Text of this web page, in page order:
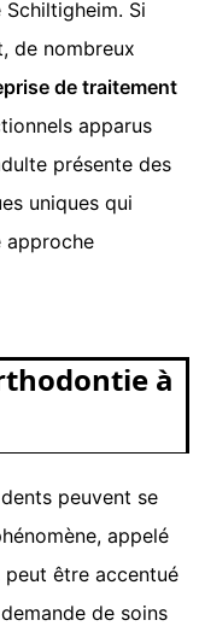
Si
de nombreux
de traitement
apparus
présente des
uniques qui
approche
à
peuvent se
appelé
peut être accentué
de soins